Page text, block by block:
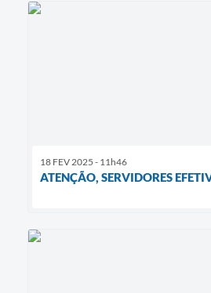
18 FEV 2025 - 11h46
ATENÇÃO, SERVIDORES